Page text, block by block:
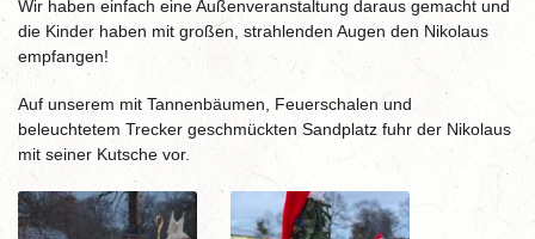
Wir haben einfach eine Außenveranstaltung daraus gemacht und
die Kinder haben mit großen, strahlenden Augen den Nikolaus
empfangen!
Auf unserem mit Tannenbäumen, Feuerschalen und
beleuchtetem Trecker geschmückten Sandplatz fuhr der Nikolaus
mit seiner Kutsche vor.